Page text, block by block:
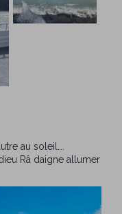
au soleil….
Râ daigne allumer